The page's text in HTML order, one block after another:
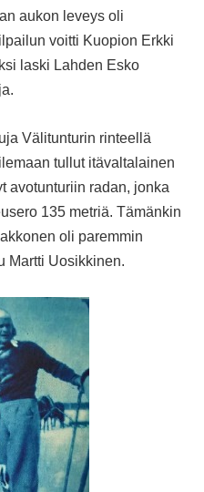
aukon leveys oli
voitti Kuopion Erkki
laski Lahden Esko
Välitunturin rinteellä
tullut itävaltalainen
avotunturiin radan, jonka
135 metriä. Tämänkin
oli paremmin
Martti Uosikkinen.